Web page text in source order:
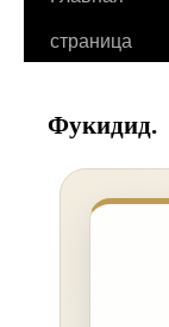
страница
Фукидид.